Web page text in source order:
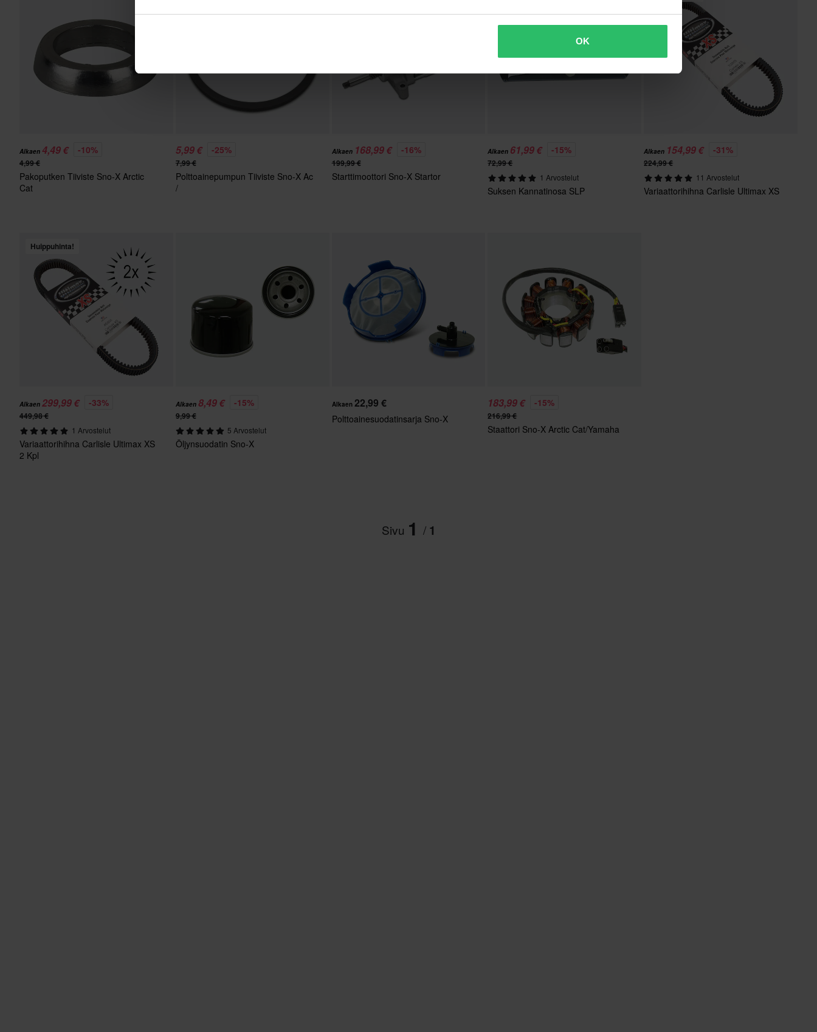
OK
Alkaen 4,49 € -10%
4,99 €
Pakoputken Tiiviste Sno-X Arctic
Cat
5,99 € -25%
7,99 €
Polttoainepumpun Tiiviste Sno-X Ac
/
Alkaen 168,99 € -16%
199,99 €
Starttimoottori Sno-X Startor
Alkaen 61,99 € -15%
72,99 €
1 Arvostelut
Suksen Kannatinosa SLP
Alkaen 154,99 € -31%
224,99 €
11 Arvostelut
Variaattorihihna Carlisle Ultimax XS
Huippuhinta!
Alkaen 299,99 € -33%
449,98 €
1 Arvostelut
Variaattorihihna Carlisle Ultimax XS
2 Kpl
Alkaen 8,49 € -15%
9,99 €
5 Arvostelut
Öljynsuodatin Sno-X
Alkaen 22,99 €
Polttoainesuodatinsarja Sno-X
183,99 € -15%
216,99 €
Staattori Sno-X Arctic Cat/Yamaha
Sivu 1 / 1